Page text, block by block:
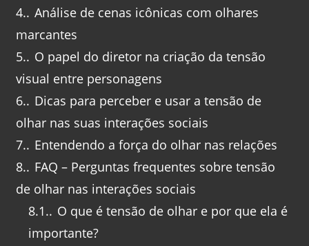
4. Análise de cenas icônicas com olhares
marcantes
5. O papel do diretor na criação da tensão
visual entre personagens
6. Dicas para perceber e usar a tensão de
olhar nas suas interações sociais
7. Entendendo a força do olhar nas relações
8. FAQ – Perguntas frequentes sobre tensão
de olhar nas interações sociais
8.1. O que é tensão de olhar e por que ela é
importante?